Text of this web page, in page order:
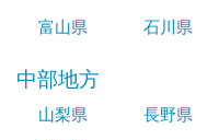
富山県
石川県
中部地方
山梨県 長野県